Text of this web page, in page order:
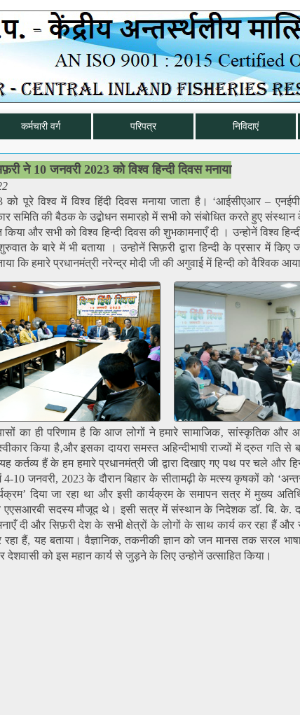
कर्मचारी वर्ग परिपत्र निविदाएं
ने 10 जनवरी 2023 को विश्व हिन्दी दिवस मनाया
को पूरे विश्व में विश्व हिंदी दिवस मनाया जाता है। ‘आईसीएआर –
समिति की बैठक के उद्बोधन समारहो में सभी को संबोधित करते हुए
और सभी को विश्व हिन्दी दिवस की शुभकामनाएँ दी । उन्होनें विश्व
के बारे में भी बताया । उन्होनें सिफ़री द्वारा हिन्दी के प्रसार में किए
कि हमारे प्रधानमंत्री नरेन्द्र मोदी जी की अगुवाई में हिन्दी को वैश्विक
का ही परिणाम है कि आज लोगों ने हमारे सामाजिक‚ सांस्कृतिक और
किया है‚और इसका दायरा समस्त अहिन्दीभाषी राज्यों में द्रुत गति
कर्तव्य हैं के हम हमारे प्रधानमंत्री जी द्वारा दिखाए गए पथ पर चले और
4-10 जनवरी, 2023 के दौरान बिहार के सीतामढ़ी के मत्स्य कृषकों को
दिया जा रहा था और इसी कार्यक्रम के समापन सत्र में मुख्य
एएसआरबी सदस्य मौजूद थे। इसी सत्र में संस्थान के निदेशक डॉ. बि. के.
दी और सिफ़री देश के सभी क्षेत्रों के लोगों के साथ कार्य कर रहा हैं और
रहा हैं, यह बताया। वैज्ञानिक, तकनीकी ज्ञान को जन मानस तक सरल
देशवासी को इस महान कार्य से जुड़ने के लिए उन्होनें उत्साहित किया।